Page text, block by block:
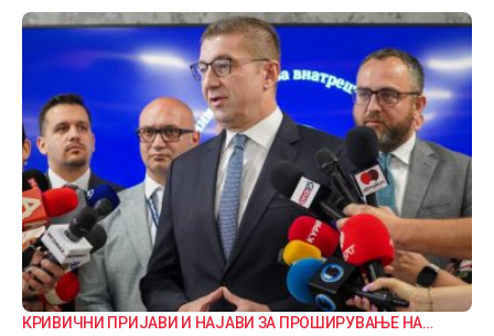
КРИВИЧНИ ПРИЈАВИ И НАЈАВИ ЗА ПРОШИРУВАЊЕ НА